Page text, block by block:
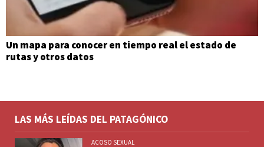
Un mapa para conocer en tiempo real el estado de
rutas y otros datos
LAS MÁS LEÍDAS DEL PATAGÓNICO
ACOSO SEXUAL